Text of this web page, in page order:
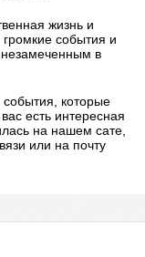
жизнь и
события и
незамеченным в
которые
есть интересная
на нашем сате,
или на почту